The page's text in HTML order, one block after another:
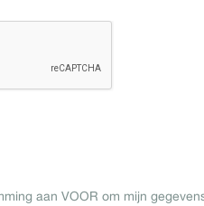
aan VOOR om mijn